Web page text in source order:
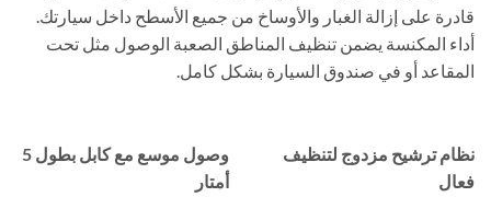
قادرة على إزالة الغبار والأوساخ من جميع الأسطح داخل سيارتك.
أداء المكنسة يضمن تنظيف المناطق الصعبة الوصول مثل تحت
المقاعد أو في صندوق السيارة بشكل كامل.
نظام ترشيح مزدوج لتنظيف
فعال
وصول موسع مع كابل بطول 5
أمتار